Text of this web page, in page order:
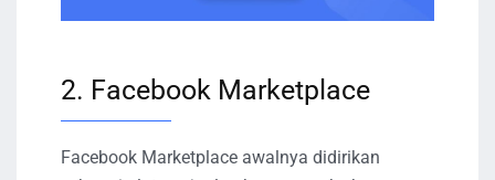
2. Facebook Marketplace
Facebook Marketplace awalnya didirikan